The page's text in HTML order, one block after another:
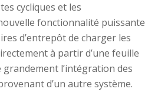
cycliques et les
fonctionnalité puissante
d’entrepôt de charger les
à partir d’une feuille
grandement l’intégration des
d’un autre système.